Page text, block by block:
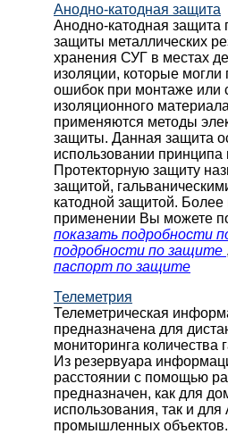
Анодно-катодная защита
Анодно-катодная защита
защиты металлических
хранения СУГ в местах
изоляции, которые могли
ошибок при монтаже или
изоляционного
применяются методы
защиты. Данная защита
использовании принципа
Протекторную защиту
защитой,
катодной защитой.
применении Вы можете
показать подробности
подробности по защите
паспорт по защите
Телеметрия
Телеметрическая
предназначена для
мониторинга количества
Из резервуара
расстоянии с помощью
предназначен, как для
использования, так и
промышленных объектов.